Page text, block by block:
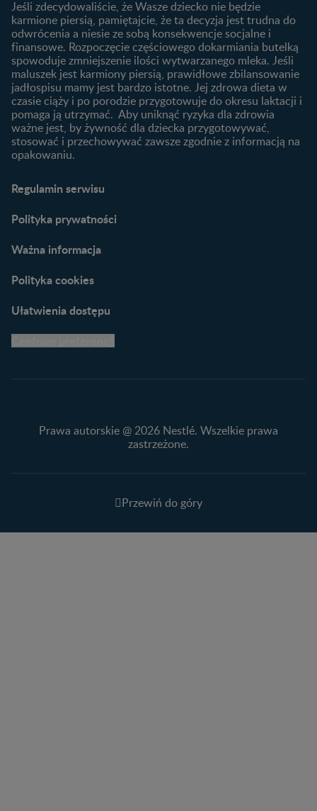
Jak rozszerzać dietę
niemowlaka?
Przydatne materiały dla
rodziców
Poradniki dla rodziców
Karty do zdjęć dla
Maluszka
Materiały do pobrania
Narzędzia dla rodziców
praktyczne wskazówki
Jeśli zdecydowaliście, że Wasze dziecko nie będzie
karmione piersią, pamiętajcie, że ta decyzja jest trudna do
odwrócenia a niesie ze sobą konsekwencje socjalne i
finansowe. Rozpoczęcie częściowego dokarmiania butelką
spowoduje zmniejszenie ilości wytwarzanego mleka. Jeśli
maluszek jest karmiony piersią, prawidłowe zbilansowanie
jadłospisu mamy jest bardzo istotne. Jej zdrowa dieta w
czasie ciąży i po porodzie przygotowuje do okresu laktacji i
pomaga ją utrzymać. Aby uniknąć ryzyka dla zdrowia
ważne jest, by żywność dla dziecka przygotowywać,
stosować i przechowywać zawsze zgodnie z informacją na
opakowaniu.
Regulamin serwisu
Polityka prywatności
Ważna informacja
Polityka cookies
Ułatwienia dostępu
Prawa autorskie @ 2026 Nestlé. Wszelkie prawa
zastrzeżone.
Przewiń do góry